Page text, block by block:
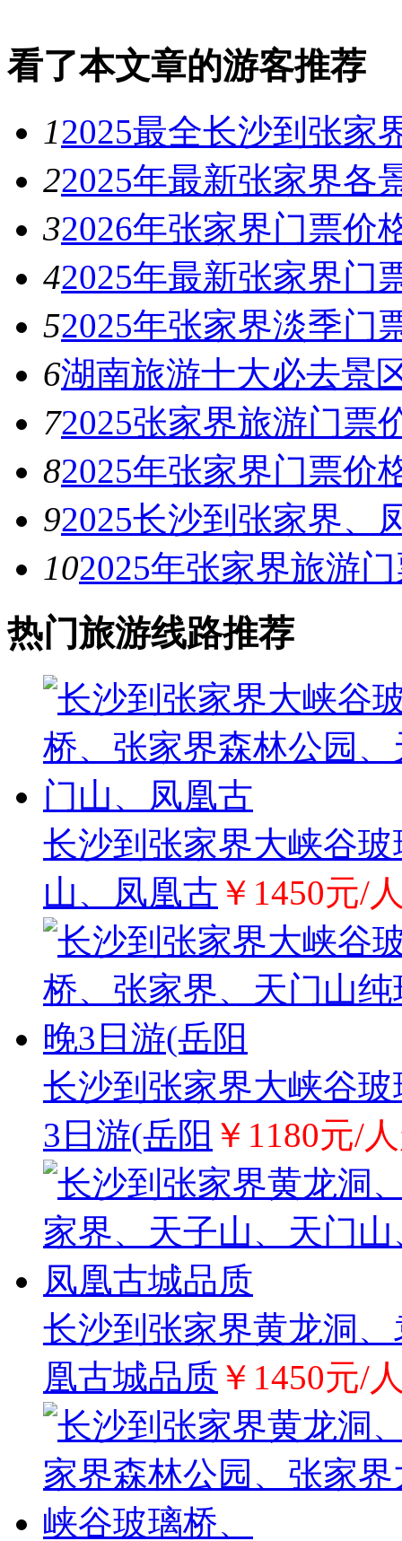
看了本文章的游客推荐
12025最全长沙到张家
22025年最新张家界各
32026年张家界门票价
42025年最新张家界门
52025年张家界淡季门
6湖南旅游十大必去景
72025张家界旅游门票
82025年张家界门票价
92025长沙到张家界、
102025年张家界旅游
热门旅游线路推荐
长沙到张家界大峡谷
山、凤凰古 ￥1450元/
长沙到张家界大峡谷
3日游(岳阳 ￥1180元/
长沙到张家界黄龙洞
凰古城品质 ￥1450元/